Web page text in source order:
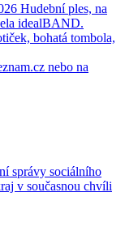
Hudební ples, na
idealBAND.
bohatá tombola,
nebo na
správy sociálního
v současnou chvíli